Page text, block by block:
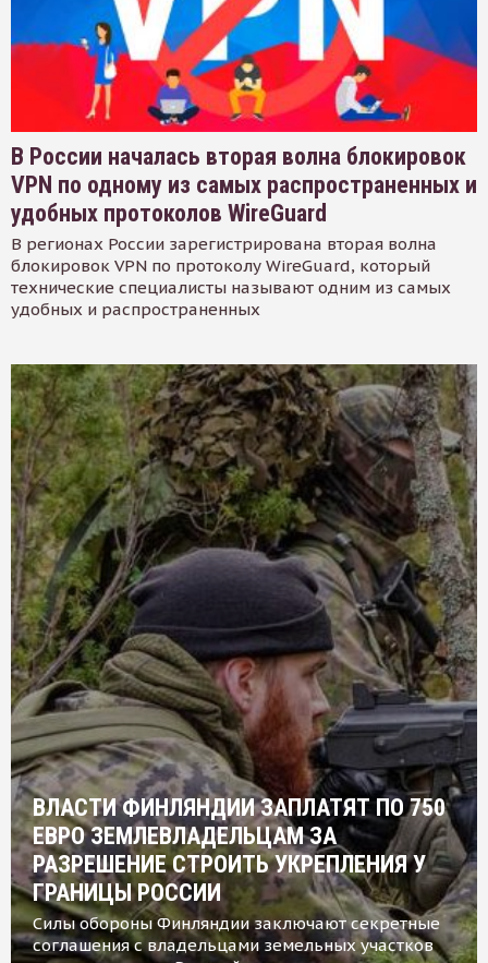
В России началась вторая волна блокировок
VPN по одному из самых распространенных и
удобных протоколов WireGuard
В регионах России зарегистрирована вторая волна
блокировок VPN по протоколу WireGuard, который
технические специалисты называют одним из самых
удобных и распространенных
ВЛАСТИ ФИНЛЯНДИИ ЗАПЛАТЯТ ПО 750
ЕВРО ЗЕМЛЕВЛАДЕЛЬЦАМ ЗА
РАЗРЕШЕНИЕ СТРОИТЬ УКРЕПЛЕНИЯ У
ГРАНИЦЫ РОССИИ
Силы обороны Финляндии заключают секретные
соглашения с владельцами земельных участков